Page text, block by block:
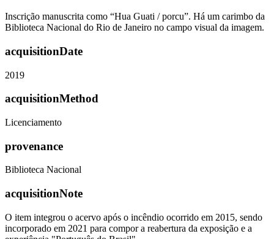
Inscrição manuscrita como “Hua Guati / porcu”. Há um carimbo da
Biblioteca Nacional do Rio de Janeiro no campo visual da imagem.
acquisitionDate
2019
acquisitionMethod
Licenciamento
provenance
Biblioteca Nacional
acquisitionNote
O item integrou o acervo após o incêndio ocorrido em 2015, sendo
incorporado em 2021 para compor a reabertura da exposição e a